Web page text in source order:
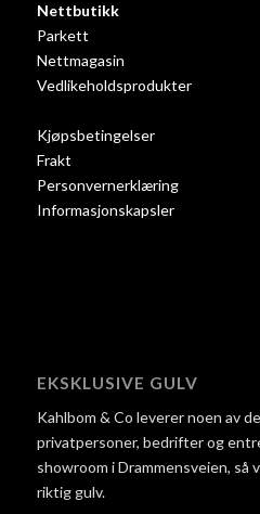
Nettbutikk
Parkett
Nettmagasin
Vedlikeholdsprodukter
Kjøpsbetingelser
Frakt
Personvernerklæring
Informasjonskapsler
EKSKLUSIVE GULV
Kahlbom & Co leverer noen av
privatpersoner, bedrifter og
showroom i Drammensveien, så
riktig gulv.